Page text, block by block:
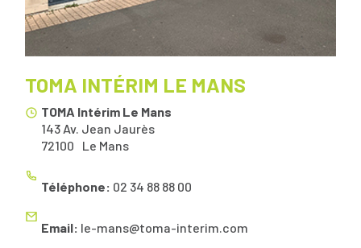
TOMA INTÉRIM LE MANS
TOMA Intérim Le Mans
143 Av. Jean Jaurès
Le Mans
72100
Téléphone: 02 34 88 88 00
Email: le-mans@toma-interim.com